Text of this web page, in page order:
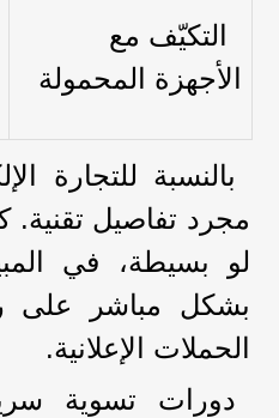
التكيّف مع
الأجهزة المحمولة
بالنسبة للتجارة
مجرد تفاصيل تقنية.
لو بسيطة، في
بشكل مباشر على
الحملات الإعلانية.
دورات تسوية